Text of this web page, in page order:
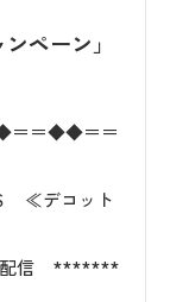
ペーン」
＝◆◆＝＝
コット
信 *******